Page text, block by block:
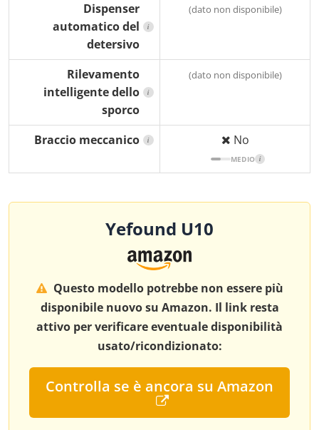
Dispenser
automatico del
detersivo
i
(dato non disponibile)
Rilevamento
intelligente dello
sporco
i
(dato non disponibile)
Braccio meccanico i No
MEDIO i
Yefound U10
Questo modello potrebbe non essere più
disponibile nuovo su Amazon. Il link resta
attivo per verificare eventuale disponibilità
usato/ricondizionato:
Controlla se è ancora su Amazon